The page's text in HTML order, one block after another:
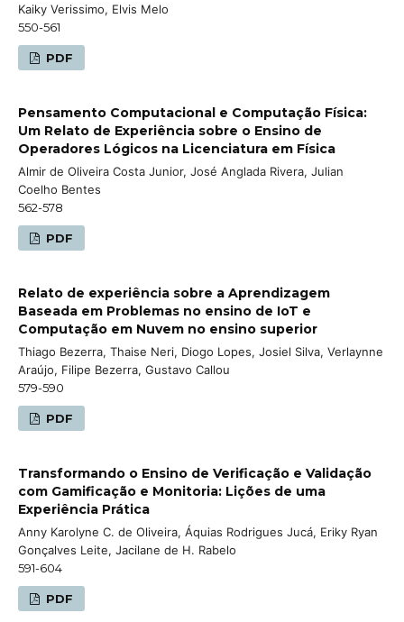
Kaiky Verissimo, Elvis Melo
550-561
PDF
Pensamento Computacional e Computação Física:
Um Relato de Experiência sobre o Ensino de
Operadores Lógicos na Licenciatura em Física
Almir de Oliveira Costa Junior, José Anglada Rivera, Julian
Coelho Bentes
562-578
PDF
Relato de experiência sobre a Aprendizagem
Baseada em Problemas no ensino de IoT e
Computação em Nuvem no ensino superior
Thiago Bezerra, Thaise Neri, Diogo Lopes, Josiel Silva, Verlaynne
Araújo, Filipe Bezerra, Gustavo Callou
579-590
PDF
Transformando o Ensino de Verificação e Validação
com Gamificação e Monitoria: Lições de uma
Experiência Prática
Anny Karolyne C. de Oliveira, Áquias Rodrigues Jucá, Eriky Ryan
Gonçalves Leite, Jacilane de H. Rabelo
591-604
PDF